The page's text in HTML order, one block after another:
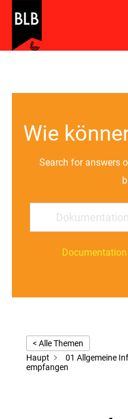
Wie
Search for answers
Documentation
< Alle Themen
Haupt
01 Allgemeine
empfangen